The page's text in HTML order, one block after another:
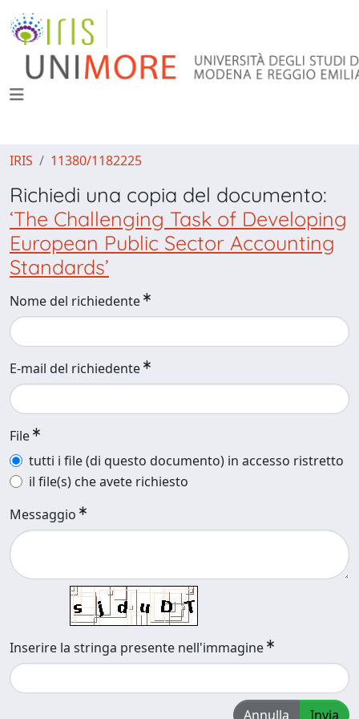
IRIS 11380/1182225
Richiedi una copia del documento:
‘The Challenging Task of Developing
European Public Sector Accounting
Standards’
Nome del richiedente
E-mail del richiedente
File
tutti i file (di questo documento) in accesso ristretto
il file(s) che avete richiesto
Messaggio
Inserire la stringa presente nell'immagine
Annulla Invia